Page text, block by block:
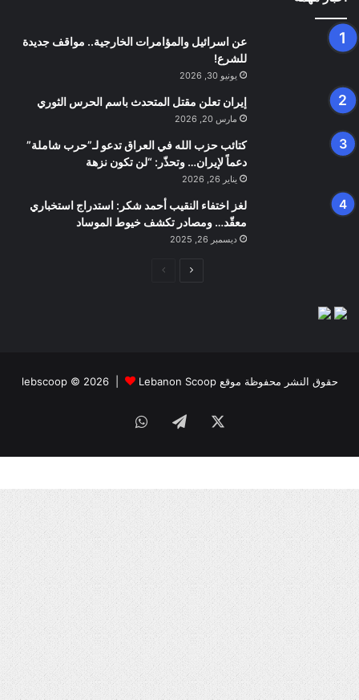
عن اسرائيل والمؤامرات الخارجية.. مواقف جديدة
للشرع!
يونيو 30, 2026
إيران تعلن مقتل المتحدث باسم الحرس الثوري
مارس 20, 2026
كتائب حزب الله في العراق تدعو لـ”حرب شاملة”
دعماً لإيران… وتحذّر: “لن تكون نزهة
يناير 26, 2026
لغز اختفاء النقيب أحمد شكر: استدراج استخباري
معقّد… ومصادر تكشف خيوط الموساد
ديسمبر 26, 2025
الصفحة
حقوق النشر محفوظة موقع lebscoop © 2026 |Lebanon Scoop
تيلقرام